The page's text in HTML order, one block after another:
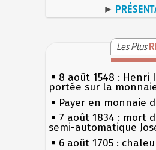
►
Les Plus
8 août 1548 : Henri
portée sur la
Payer en monnaie
7 août 1834 : mort
semi-automatique
6 août 1705 :